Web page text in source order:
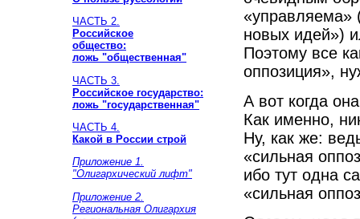
ЧАСТЬ 2.
Российское
общество:
ложь "общественная"
ЧАСТЬ 3.
Российское государство:
ложь "государственная"
ЧАСТЬ 4.
Какой в России строй
Приложение 1.
"Олигархический лифт"
Приложение 2.
Региональная Олигархия
«управляема»
новых идей»)
Поэтому все
оппозиция»,
А вот когда
Как именно,
Ну, как же:
«сильная
ибо тут одна
«сильная